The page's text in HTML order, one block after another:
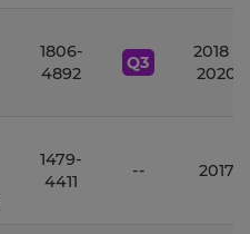
1806-
4892
Q3
2018 -
2020
1479-
4411
-- 2017